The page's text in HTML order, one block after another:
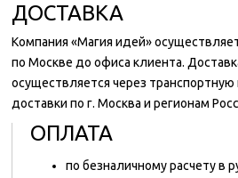
ДОСТАВКА
Компания «Магия идей»
по Москве до офиса клиента.
осуществляется через
доставки по г. Москва и регионам
ОПЛАТА
по безналичному расчету в